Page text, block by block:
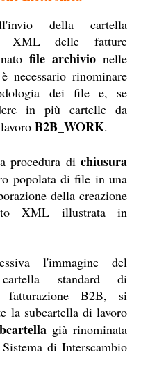
della cartella
XML delle fatture
file archivio nelle
necessario rinominare
dei file e, se
in più cartelle da
B2B_WORK.
procedura di chiusura
popolata di file in una
della creazione
XML illustrata in
l'immagine del
standard di
fatturazione B2B, si
la subcartella di lavoro
già rinominata
di Interscambio